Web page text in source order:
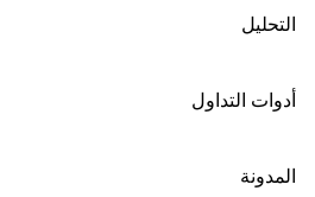
التحليل
أدوات التداول
المدونة